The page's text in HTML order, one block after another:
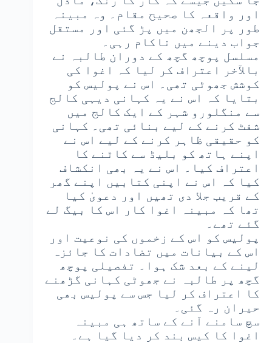
اور واقعہ کا صحیح مقام۔ وہ مبینہ
طور پر الجھن میں پڑ گئی اور مستقل
جواب دینے میں ناکام رہی۔
مسلسل پوچھ گچھ کے دوران طالبہ نے
بالآخر اعتراف کر لیا کہ اغوا کی
کوشش جھوٹی تھی۔ اس نے پولیس کو
بتایا کہ اس نے یہ کہانی دیہی کالج
سے منگلورو شہر کے ایک کالج میں
شفٹ کرنے کے لیے بنائی تھی۔ کہانی
کو حقیقی ظاہر کرنے کے لیے اس نے
اپنے ہاتھ کو بلیڈ سے کاٹنے کا
اعتراف کیا۔ اس نے یہ بھی انکشاف
کیا کہ اس نے اپنی کتابیں اپنے گھر
کے قریب جلا دی تھیں اور دعویٰ کیا
تھا کہ مبینہ اغوا کار اس کا بیگ لے
گئے تھے۔
پولیس کو اس کے زخموں کی نوعیت اور
اس کے بیانات میں تضادات کا جائزہ
لینے کے بعد شک ہوا۔ تفصیلی پوچھ
گچھ پر طالبہ نے جھوٹی کہانی گڑھنے
کا اعتراف کر لیا جس سے پولیس بھی
حیران رہ گئی۔
سچ سامنے آنے کے ساتھ ہی مبینہ
اغوا کا کیس بند کر دیا گیا ہے۔